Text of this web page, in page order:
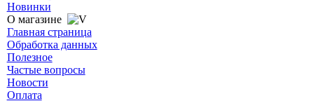
Новинки
О магазине
Главная страница
Обработка данных
Полезное
Частые вопросы
Новости
Оплата